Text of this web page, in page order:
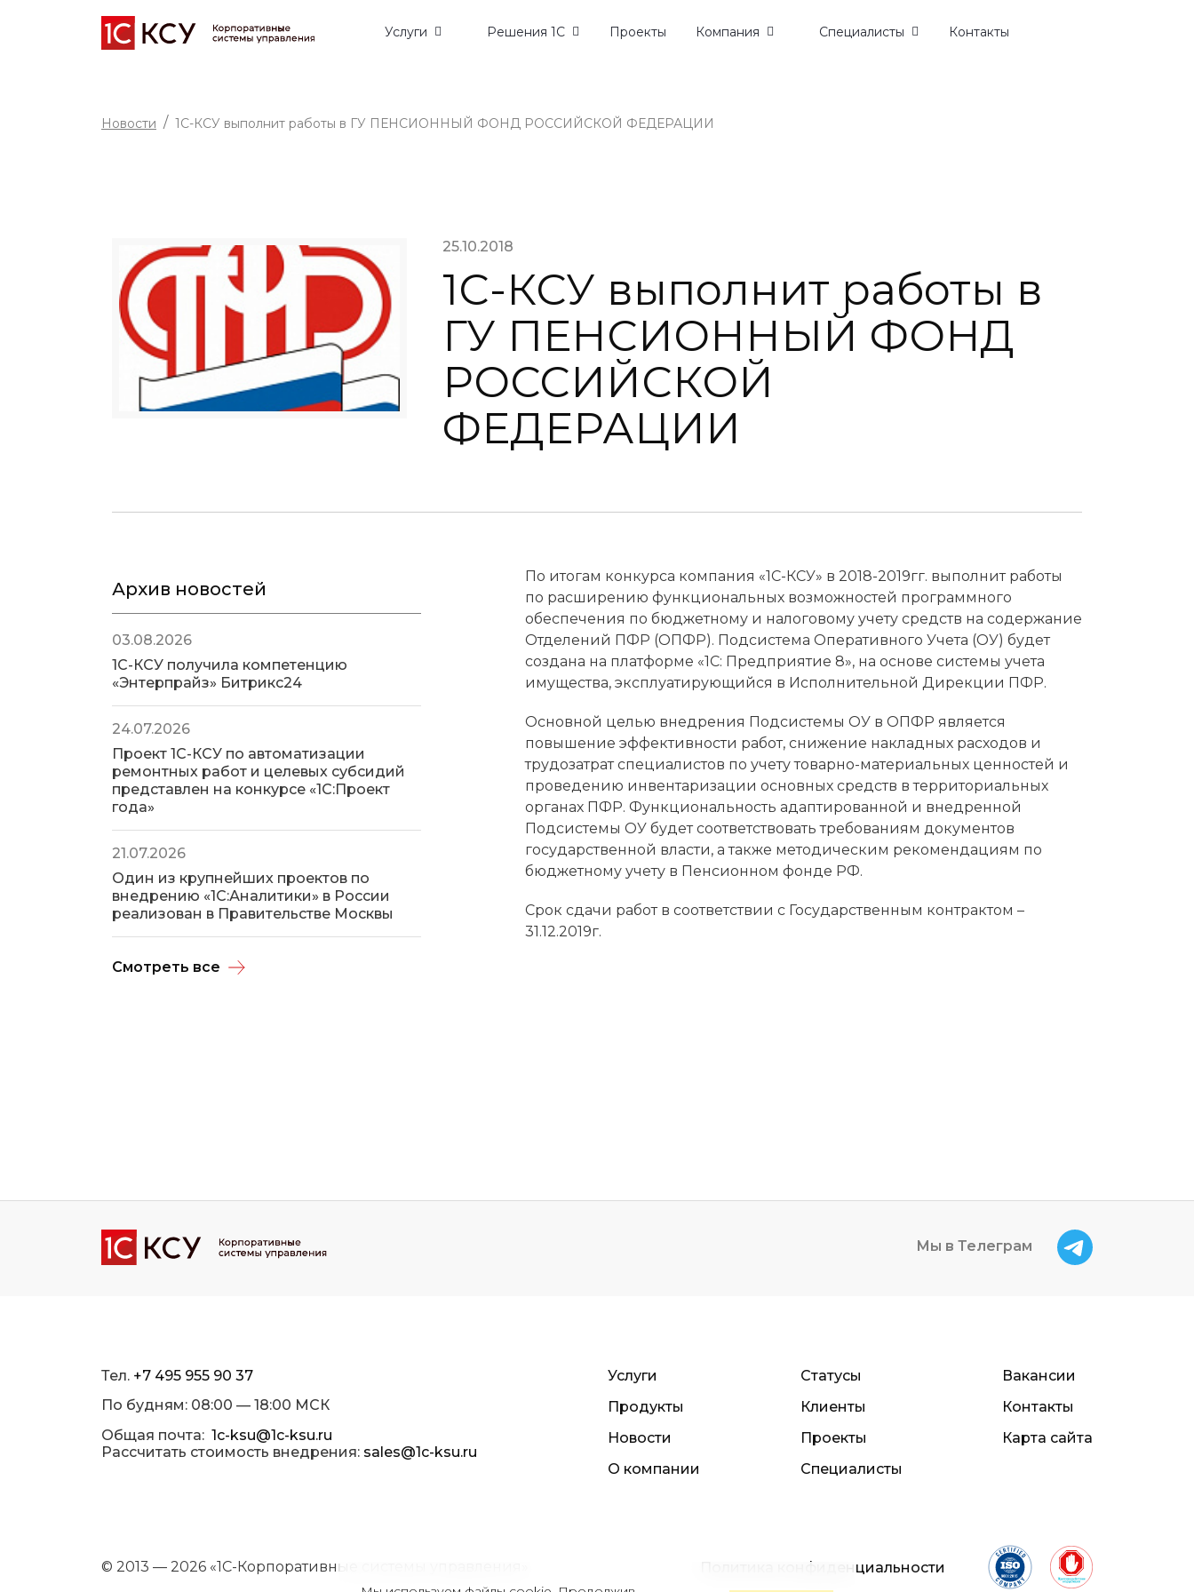
Услуги Решения 1С Проекты Компания Специалисты Контакты
Новости 1С-КСУ выполнит работы в ГУ ПЕНСИОННЫЙ ФОНД РОССИЙСКОЙ ФЕДЕРАЦИИ
25.10.2018
1С-КСУ выполнит работы в
ГУ ПЕНСИОННЫЙ ФОНД
РОССИЙСКОЙ
ФЕДЕРАЦИИ
Архив новостей
03.08.2026
1С-КСУ получила компетенцию
«Энтерпрайз» Битрикс24
24.07.2026
Проект 1С-КСУ по автоматизации
ремонтных работ и целевых субсидий
представлен на конкурсе «1С:Проект
года»
21.07.2026
Один из крупнейших проектов по
внедрению «1С:Аналитики» в России
реализован в Правительстве Москвы
Смотреть все
По итогам конкурса компания «1С-КСУ» в 2018-2019гг. выполнит работы
по расширению функциональных возможностей программного
обеспечения по бюджетному и налоговому учету средств на содержание
Отделений ПФР (ОПФР). Подсистема Оперативного Учета (ОУ) будет
создана на платформе «1С: Предприятие 8», на основе системы учета
имущества, эксплуатирующийся в Исполнительной Дирекции ПФР.
Основной целью внедрения Подсистемы ОУ в ОПФР является
повышение эффективности работ, снижение накладных расходов и
трудозатрат специалистов по учету товарно-материальных ценностей и
проведению инвентаризации основных средств в территориальных
органах ПФР. Функциональность адаптированной и внедренной
Подсистемы ОУ будет соответствовать требованиям документов
государственной власти, а также методическим рекомендациям по
бюджетному учету в Пенсионном фонде РФ.
Срок сдачи работ в соответствии с Государственным контрактом –
31.12.2019г.
Мы в Телеграм
Тел. +7 495 955 90 37
По будням: 08:00 — 18:00 МСК
Общая почта: 1c-ksu@1c-ksu.ru
Рассчитать стоимость внедрения: sales@1c-ksu.ru
Услуги
Продукты
Новости
О компании
Статусы
Клиенты
Проекты
Специалисты
Вакансии
Контакты
Карта сайта
© 2013 — 2026 «1С-Корпоративные системы управления» Политика конфиденциальности